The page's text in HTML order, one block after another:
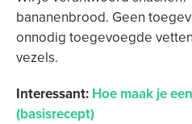
bananenbrood. Geen
onnodig toegevoegde
vezels.
Interessant: Hoe maak je
(basisrecept)